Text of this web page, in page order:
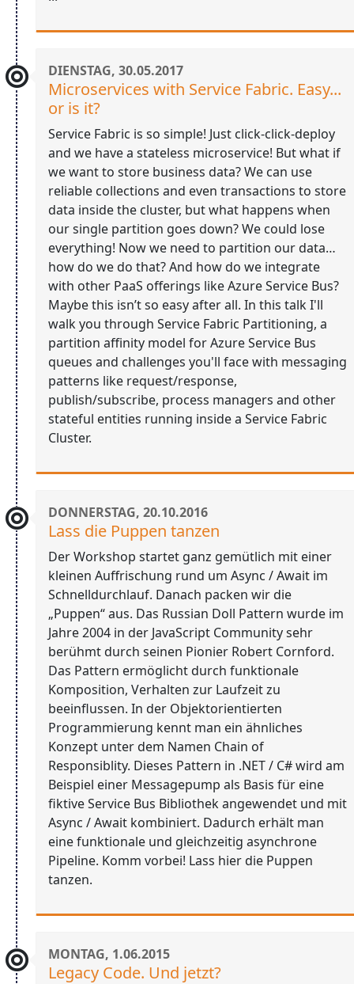
DIENSTAG, 30.05.2017
Microservices with Service Fabric. Easy...
or is it?
Service Fabric is so simple! Just click-click-deploy
and we have a stateless microservice! But what if
we want to store business data? We can use
reliable collections and even transactions to store
data inside the cluster, but what happens when
our single partition goes down? We could lose
everything! Now we need to partition our data…
how do we do that? And how do we integrate
with other PaaS offerings like Azure Service Bus?
Maybe this isn’t so easy after all. In this talk I'll
walk you through Service Fabric Partitioning, a
partition affinity model for Azure Service Bus
queues and challenges you'll face with messaging
patterns like request/response,
publish/subscribe, process managers and other
stateful entities running inside a Service Fabric
Cluster.
DONNERSTAG, 20.10.2016
Lass die Puppen tanzen
Der Workshop startet ganz gemütlich mit einer
kleinen Auffrischung rund um Async / Await im
Schnelldurchlauf. Danach packen wir die
„Puppen“ aus. Das Russian Doll Pattern wurde im
Jahre 2004 in der JavaScript Community sehr
berühmt durch seinen Pionier Robert Cornford.
Das Pattern ermöglicht durch funktionale
Komposition, Verhalten zur Laufzeit zu
beeinflussen. In der Objektorientierten
Programmierung kennt man ein ähnliches
Konzept unter dem Namen Chain of
Responsiblity. Dieses Pattern in .NET / C# wird am
Beispiel einer Messagepump als Basis für eine
fiktive Service Bus Bibliothek angewendet und mit
Async / Await kombiniert. Dadurch erhält man
eine funktionale und gleichzeitig asynchrone
Pipeline. Komm vorbei! Lass hier die Puppen
tanzen.
MONTAG, 1.06.2015
Legacy Code. Und jetzt?